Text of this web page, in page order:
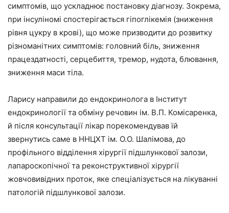
симптомів, що ускладнює постановку діагнозу. Зокрема,
при інсуліномі спостерігається гіпоглікемія (зниження
рівня цукру в крові), що може призводити до розвитку
різноманітних симптомів: головний біль, зниження
працездатності, серцебиття, тремор, нудота, блювання,
зниження маси тіла.
Ларису направили до ендокринолога в Інститут
ендокринології та обміну речовин ім. В.П. Комісаренка,
й після консультації лікар порекомендував їй
звернутись саме в ННЦХТ ім. О.О. Шалімова, до
профільного відділення хірургії підшлункової залози,
лапароскопічної та реконструктивної хірургії
жовчовивідних проток, яке спеціалізується на лікуванні
патологій підшлункової залози.